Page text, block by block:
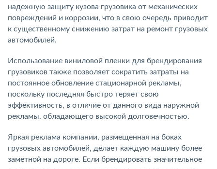
надежную защиту кузова грузовика от механических
повреждений и коррозии, что в свою очередь приводит
к существенному снижению затрат на ремонт грузовых
автомобилей.
Использование виниловой пленки для брендирования
грузовиков также позволяет сократить затраты на
постоянное обновление стационарной рекламы,
поскольку последняя быстро теряет свою
эффективность, в отличие от данного вида наружной
рекламы, обладающего высокой долговечностью.
Яркая реклама компании, размещенная на боках
грузовых автомобилей, делает каждую машину более
заметной на дороге. Если брендировать значительное